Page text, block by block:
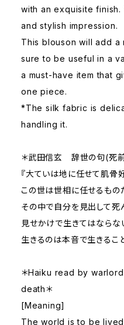
with an exquisite
and stylish impression.
This blouson will add
sure to be useful in a
a must-have item that
one piece.
*The silk fabric is
handling it.
＊武田信玄 辞世の句(死前
『大ていは地に任せて肌
この世は世相に任せるもの
その中で自分を見出して死
見せかけで生きてはならな
生きるのは本音で生きるこ
＊Haiku read by
death＊
[Meaning]
The world is to be